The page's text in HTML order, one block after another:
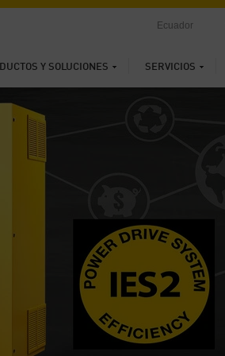
Y SOLUCIONES SERVICIOS
Ecuador